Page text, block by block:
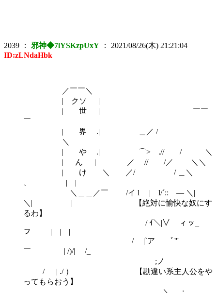
2039 ： 邪神◆7lYSKzpUxY ： 2021/08/26(木) 21:21:04
ID:zLNdaHbk
／￣￣＼
| クソ |
| 世 | ￣￣
￣
| 界 .| ＿／ /
＼
| や .| ⌒> .// / ＼
| ん | ／ // /／ ＼＼
| け ＼ ／/ / ＿＼
、 | |
＼＿＿／￣ /イ l | l/´:: ― ＼|
＼| | 【絶対に愉快な奴にす
るわ】
/ ｲ＼|∨ ィッ_
フ | | |
/ |`ア ﾞ'''
￣ | /)/| /_
;ノ
/ | ./ ） 【勘違い系主人公をや
ってもらおう】